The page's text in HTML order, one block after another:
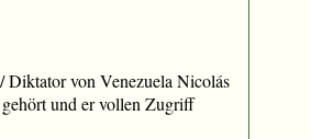
Diktator von Venezuela Nicolás
und er vollen Zugriff